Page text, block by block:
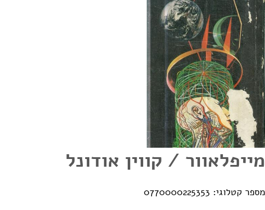
מייפלאוור / קווין אודונל
מספר קטלוגי: 0770000225353